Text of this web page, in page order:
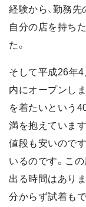
経験から、勤務
自分の店を持ち
た。
そして平成26年4
内にオープンし
を着たいという
満を抱えていま
値段も安いので
いるのです。こ
出る時間はあり
分からず試着も